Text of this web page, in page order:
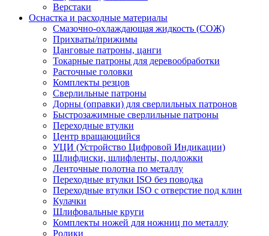
Верстаки
Оснастка и расходные материалы
Смазочно-охлаждающая жидкость (СОЖ)
Прихваты/прижимы
Цанговые патроны, цанги
Токарные патроны для деревообработки
Расточные головки
Комплекты резцов
Сверлильные патроны
Дорны (оправки) для сверлильных патронов
Быстрозажимные сверлильные патроны
Переходные втулки
Центр вращающийся
УЦИ (Устройство Цифровой Индикации)
Шлифдиски, шлифленты, подложки
Ленточные полотна по металлу
Переходные втулки ISO без поводка
Переходные втулки ISO с отверстие под клин
Кулачки
Шлифовальные круги
Комплекты ножей для ножниц по металлу
Ролики